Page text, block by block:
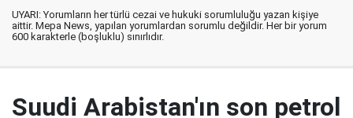
UYARI: Yorumların her türlü cezai ve hukuki sorumluluğu yazan kişiye
aittir. Mepa News, yapılan yorumlardan sorumlu değildir. Her bir yorum
600 karakterle (boşluklu) sınırlıdır.
Suudi Arabistan'ın son petrol